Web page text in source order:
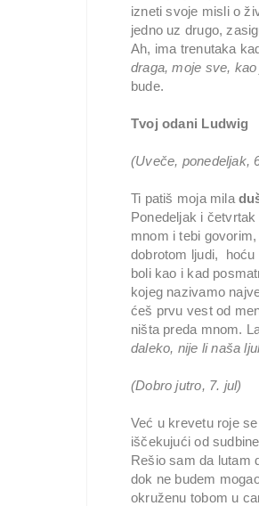
izneti svoje misli o
jedno uz drugo,
Ah, ima trenutaka
draga, moje sve,
bude.
Tvoj odani Ludwig
(Uveče, ponedeljak,
Ti patiš moja mila
Ponedeljak i
mnom i tebi
dobrotom ljudi, hoću
boli kao i kad
kojeg nazivamo
ćeš prvu vest od
ništa preda mnom.
daleko, nije li naša
(Dobro jutro, 7. jul)
Već u krevetu roje
iščekujući od
Rešio sam da lutam
dok ne budem
okruženu tobom u